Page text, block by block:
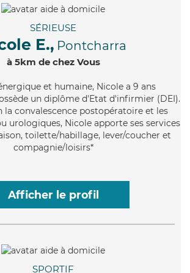
SÉRIEUSE
E., Pontcharra
à 5km de chez Vous
et humaine, Nicole a 9 ans
un diplôme d'Etat d'infirmier (DEI).
la convalescence postopératoire et les
urologiques, Nicole apporte ses services
toilette/habillage, lever/coucher et
compagnie/loisirs*
Afficher le profil
SPORTIF